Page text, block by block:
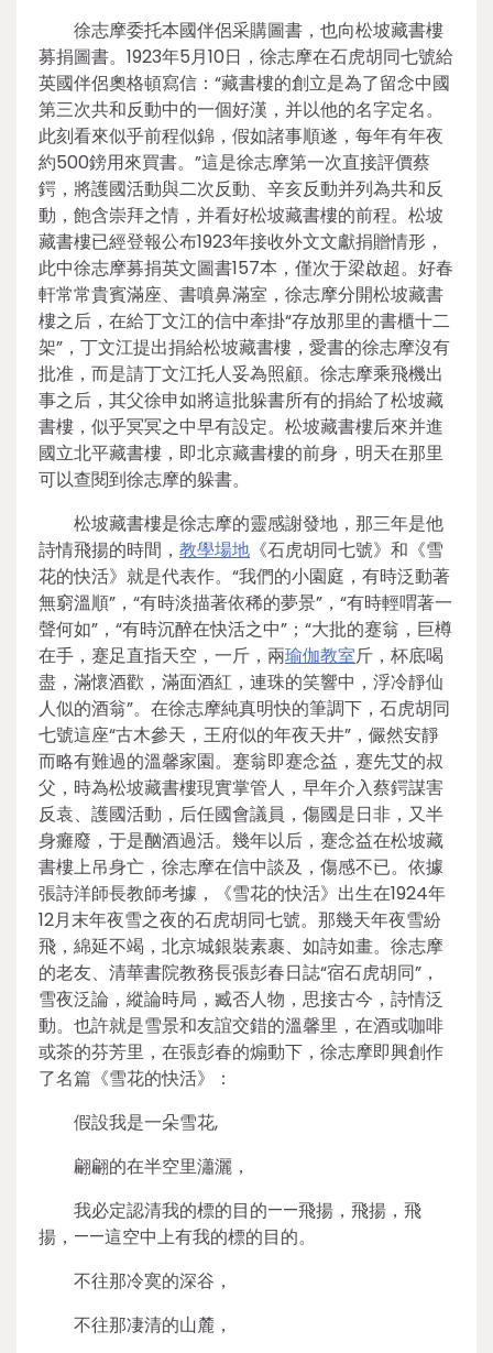
徐志摩委托本國伴侶采購圖書，也向松坡藏書樓
募捐圖書。1923年5月10日，徐志摩在石虎胡同七號給
英國伴侶奧格頓寫信：“藏書樓的創立是為了留念中國
第三次共和反動中的一個好漢，并以他的名字定名。
此刻看來似乎前程似錦，假如諸事順遂，每年有年夜
約500鎊用來買書。”這是徐志摩第一次直接評價蔡
鍔，將護國活動與二次反動、辛亥反動并列為共和反
動，飽含崇拜之情，并看好松坡藏書樓的前程。松坡
藏書樓已經登報公布1923年接收外文文獻捐贈情形，
此中徐志摩募捐英文圖書157本，僅次于梁啟超。好春
軒常常貴賓滿座、書噴鼻滿室，徐志摩分開松坡藏書
樓之后，在給丁文江的信中牽掛“存放那里的書櫃十二
架”，丁文江提出捐給松坡藏書樓，愛書的徐志摩沒有
批准，而是請丁文江托人妥為照顧。徐志摩乘飛機出
事之后，其父徐申如將這批躲書所有的捐給了松坡藏
書樓，似乎冥冥之中早有設定。松坡藏書樓后來并進
國立北平藏書樓，即北京藏書樓的前身，明天在那里
可以查閱到徐志摩的躲書。
松坡藏書樓是徐志摩的靈感謝發地，那三年是他
詩情飛揚的時間， 教學場地 《石虎胡同七號》和《雪
花的快活》就是代表作。“我們的小園庭，有時泛動著
無窮溫順”，“有時淡描著依稀的夢景”，“有時輕喟著一
聲何如”，“有時沉醉在快活之中”；“大批的蹇翁，巨樽
在手，蹇足直指天空，一斤，兩瑜伽教室斤，杯底喝
盡，滿懷酒歡，滿面酒紅，連珠的笑響中，浮冷靜仙
人似的酒翁”。在徐志摩純真明快的筆調下，石虎胡同
七號這座“古木參天，王府似的年夜天井”，儼然安靜
而略有難過的溫馨家園。蹇翁即蹇念益，蹇先艾的叔
父，時為松坡藏書樓現實掌管人，早年介入蔡鍔謀害
反袁、護國活動，后任國會議員，傷國是日非，又半
身癱廢，于是酗酒過活。幾年以后，蹇念益在松坡藏
書樓上吊身亡，徐志摩在信中談及，傷感不已。依據
張詩洋師長教師考據，《雪花的快活》出生在1924年
12月末年夜雪之夜的石虎胡同七號。那幾天年夜雪紛
飛，綿延不竭，北京城銀裝素裹、如詩如畫。徐志摩
的老友、清華書院教務長張彭春日誌“宿石虎胡同”，
雪夜泛論，縱論時局，臧否人物，思接古今，詩情泛
動。也許就是雪景和友誼交錯的溫馨里，在酒或咖啡
或茶的芬芳里，在張彭春的煽動下，徐志摩即興創作
了名篇《雪花的快活》：
假設我是一朵雪花,
翩翩的在半空里瀟灑，
我必定認清我的標的目的——飛揚，飛揚，飛
揚，——這空中上有我的標的目的。
不往那冷寞的深谷，
不往那凄清的山麓，